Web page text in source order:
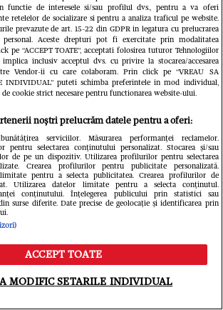
ultimul an din viața
Adela Mărculescu:
azil, în scaun cu rotile.
șold i-a grăbit finalul”
Caută
functie de interesele si/sau profilul dvs., pentru a va oferi
retelelor de socializare si pentru a analiza traficul pe website.
prevazute de art. 15-22 din GDPR in legatura cu prelucrarea
personal. Aceste drepturi pot fi exercitate prin modalitatea
pe “ACCEPT TOATE”, acceptati folosirea tuturor Tehnologiilor
inclusiv acceptul dvs. cu privire la stocarea/accesarea
Vendor-ii cu care colaboram. Prin click pe “VREAU SA
INDIVIDUAL” puteti schimba preferintele in mod individual,
cookie strict necesare pentru functionarea website-ului.
noștri prelucrăm datele pentru a oferi:
serviciilor. Măsurarea performanței reclamelor.
pentru selectarea conținutului personalizat. Stocarea și/sau
de pe un dispozitiv. Utilizarea profilurilor pentru selectarea
Crearea profilurilor pentru publicitate personalizată.
pentru a selecta publicitatea. Crearea profilurilor de
Utilizarea datelor limitate pentru a selecta conținutul.
conținutului. Înțelegerea publicului prin statistici sau
surse diferite. Date precise de geolocație și identificarea prin
ACCEPT TOATE
MODIFIC SETARILE INDIVIDUAL